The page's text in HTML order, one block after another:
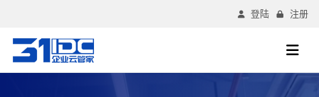
登陆 注册